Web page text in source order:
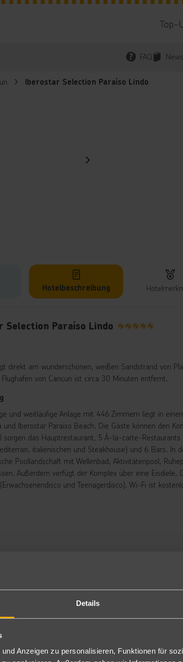
Details
Anzeigen zu personalisieren, Funktionen für
Top-
FAQ
Iberostar Selection Paraíso Lindo
Hotelbeschreibung
Selection Paraíso Lindo
direkt am wunderschönen, weißen Sandstrand von
von Cancun ist circa 30 Minuten entfernt.
und weitläufige Anlage mit 446 Zimmern liegt in
und Iberostar Paraiso Beach. Die Gäste können den
sorgen das Hauptrestaurant, 5 À-la-carte-
italienischen und Steakhouse) und 6 Bars. In
Poollandschaft mit Wellenbad, Aktivitätenpool,
Außerdem verfügt der Komplex über eine Eisdiele,
und Teenagerdisco). Wi-Fi ist
Near Pool: Die Zimmer sind etwas geräumiger und
Die Familienzimmer bestehen aus zwei Zimmer
Pure: Bei sonst ähnlicher Ausstattung wie die
Kissen, Luftreinigungssystem, Pure Shield, Deep
Superior Pure: Die geräumige Suite mit einem King-